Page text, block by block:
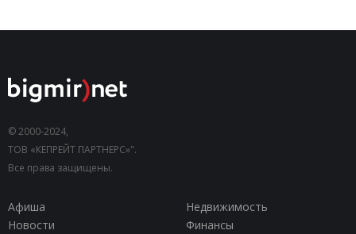
© 2000-2024,
ТОВ «КЕПРЕЙТ ПАРТНЕРС»".
Все права защищены.
Афиша
Недвижимость
Новости
Финансы